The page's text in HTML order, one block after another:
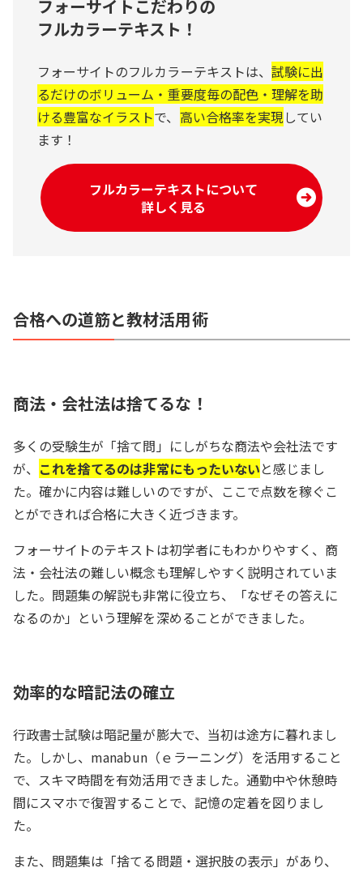
フォーサイトこだわりの
フルカラーテキスト！
フォーサイトのフルカラーテキストは、 試験に出
るだけのボリューム・重要度毎の配色・理解を助
ける豊富なイラストで、 高い合格率を実現 してい
ます！
フルカラーテキストについて
詳しく見る
合格への道筋と教材活用術
商法・会社法は捨てるな！
多くの受験生が「捨て問」にしがちな商法や会社法です
が、 これを捨てるのは非常にもったいないと感じまし
た。確かに内容は難しいのですが、ここで点数を稼ぐこ
とができれば合格に大きく近づきます。
フォーサイトのテキストは初学者にもわかりやすく、商
法・会社法の難しい概念も理解しやすく説明されていま
した。問題集の解説も非常に役立ち、「なぜその答えに
なるのか」という理解を深めることができました。
効率的な暗記法の確立
行政書士試験は暗記量が膨大で、当初は途方に暮れまし
た。しかし、manabun（ｅラーニング）を活用すること
で、スキマ時間を有効活用できました。通勤中や休憩時
間にスマホで復習することで、記憶の定着を図りまし
た。
また、問題集は「捨てる問題・選択肢の表示」があり、